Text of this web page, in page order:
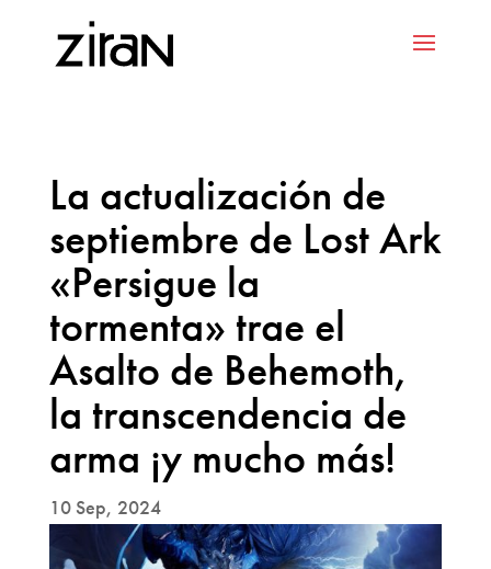
La actualización de
septiembre de Lost Ark
«Persigue la
tormenta» trae el
Asalto de Behemoth,
la transcendencia de
arma ¡y mucho más!
10 Sep, 2024